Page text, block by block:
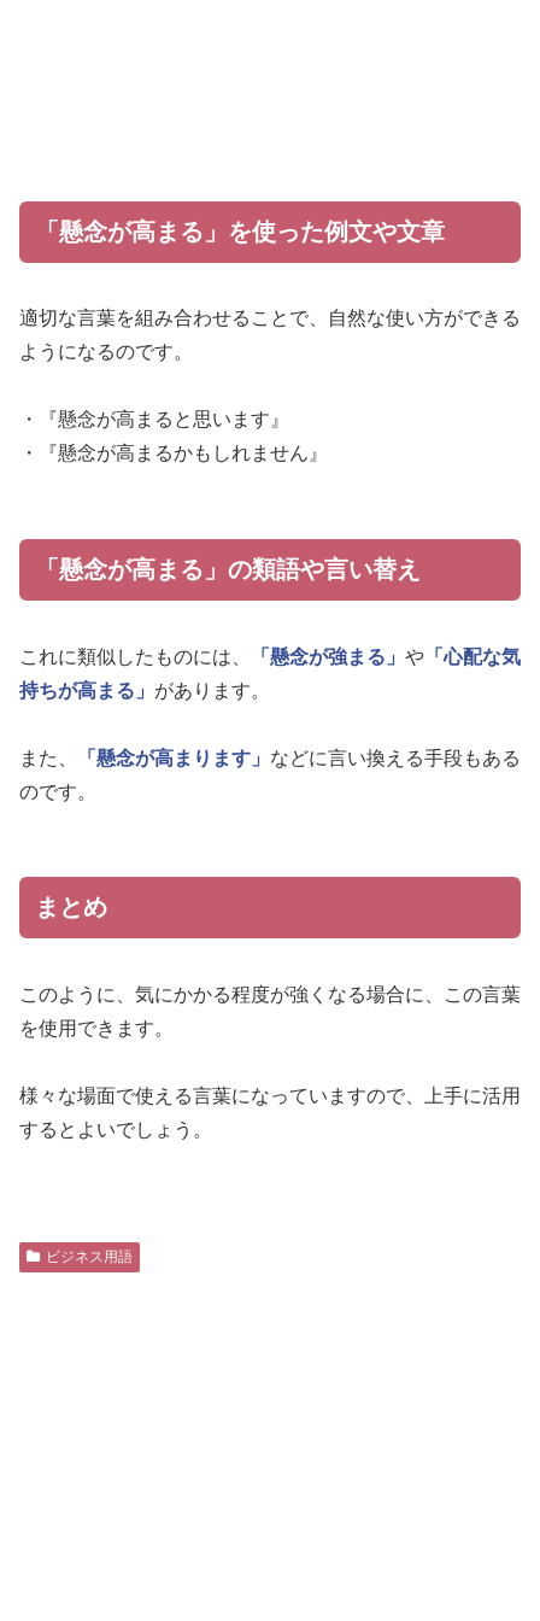
「懸念が高まる」を使った例文や文章
適切な言葉を組み合わせることで、自然な使い方ができる
ようになるのです。
・『懸念が高まると思います』
・『懸念が高まるかもしれません』
「懸念が高まる」の類語や言い替え
これに類似したものには、 「懸念が強まる」 や 「心配な気
持ちが高まる」 があります。
また、 「懸念が高まります」 などに言い換える手段もある
のです。
まとめ
このように、気にかかる程度が強くなる場合に、この言葉
を使用できます。
様々な場面で使える言葉になっていますので、上手に活用
するとよいでしょう。
ビジネス用語